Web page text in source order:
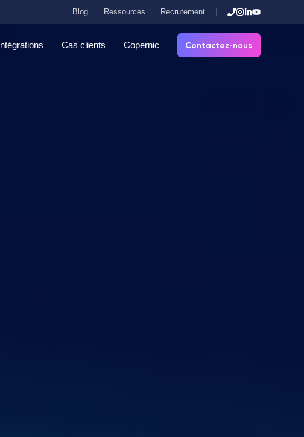
Blog Ressources Recrutement
Intégrations Cas clients Copernic Contactez-nous